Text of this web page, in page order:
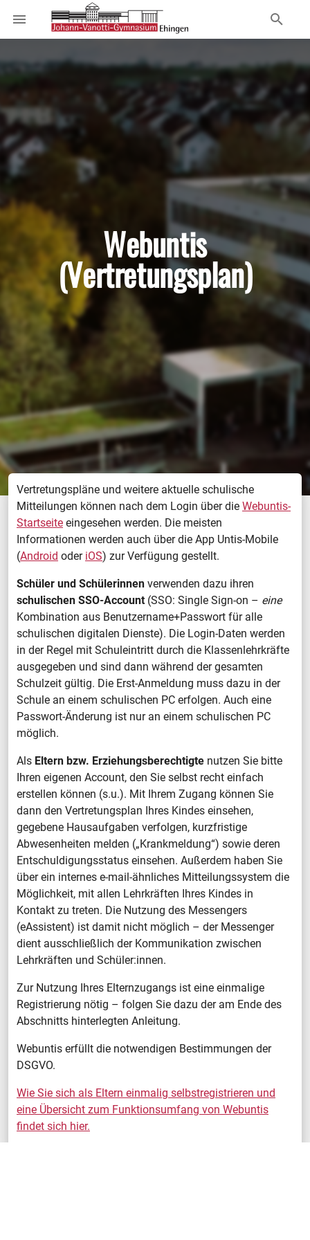
Webuntis
(Vertretungsplan)
Vertretungspläne und weitere aktuelle schulische
Mitteilungen können nach dem Login über die Webuntis-
Startseite eingesehen werden. Die meisten
Informationen werden auch über die App Untis-Mobile
(Android oder iOS) zur Verfügung gestellt.
Schüler und Schülerinnen verwenden dazu ihren
schulischen SSO-Account (SSO: Single Sign-on – eine
Kombination aus Benutzername+Passwort für alle
schulischen digitalen Dienste). Die Login-Daten werden
in der Regel mit Schuleintritt durch die Klassenlehrkräfte
ausgegeben und sind dann während der gesamten
Schulzeit gültig. Die Erst-Anmeldung muss dazu in der
Schule an einem schulischen PC erfolgen. Auch eine
Passwort-Änderung ist nur an einem schulischen PC
möglich.
Als Eltern bzw. Erziehungsberechtigte nutzen Sie bitte
Ihren eigenen Account, den Sie selbst recht einfach
erstellen können (s.u.). Mit Ihrem Zugang können Sie
dann den Vertretungsplan Ihres Kindes einsehen,
gegebene Hausaufgaben verfolgen, kurzfristige
Abwesenheiten melden („Krankmeldung“) sowie deren
Entschuldigungsstatus einsehen. Außerdem haben Sie
über ein internes e-mail-ähnliches Mitteilungssystem die
Möglichkeit, mit allen Lehrkräften Ihres Kindes in
Kontakt zu treten. Die Nutzung des Messengers
(eAssistent) ist damit nicht möglich – der Messenger
dient ausschließlich der Kommunikation zwischen
Lehrkräften und Schüler:innen.
Zur Nutzung Ihres Elternzugangs ist eine einmalige
Registrierung nötig – folgen Sie dazu der am Ende des
Abschnitts hinterlegten Anleitung.
Webuntis erfüllt die notwendigen Bestimmungen der
DSGVO.
Wie Sie sich als Eltern einmalig selbstregistrieren und
eine Übersicht zum Funktionsumfang von Webuntis
findet sich hier.